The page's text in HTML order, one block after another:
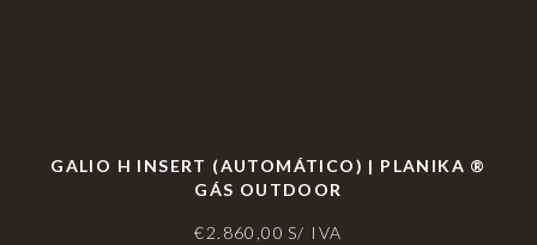
GALIO H INSERT (AUTOMÁTICO) | PLANIKA ®
GÁS OUTDOOR
€2.860,00 S/ IVA